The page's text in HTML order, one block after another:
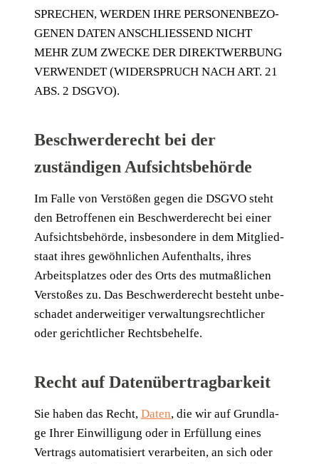
SPRE­CHEN, WER­DEN IHRE PER­SO­NEN­BE­ZO­
GE­NEN DATEN ANSCHLIES­SEND NICHT
MEHR ZUM ZWE­CKE DER DIREKT­WER­BUNG
VER­WEN­DET (WIDER­SPRUCH NACH ART. 21
ABS. 2 DSGVO).
Beschwerde­recht bei der
zuständigen Aufsichtsbehörde
Im Fal­le von Ver­stö­ßen gegen die DSGVO steht
den Betrof­fe­nen ein Beschwer­de­recht bei einer
Auf­sichts­be­hör­de, ins­be­son­de­re in dem Mit­glied­
staat ihres gewöhn­li­chen Auf­ent­halts, ihres
Arbeits­plat­zes oder des Orts des mut­maß­li­chen
Ver­sto­ßes zu. Das Beschwer­de­recht besteht unbe­
scha­det ander­wei­ti­ger ver­wal­tungs­recht­li­cher
oder gericht­li­cher Rechtsbehelfe.
Recht auf Datenübertragbarkeit
Sie haben das Recht, Daten, die wir auf Grund­la­
ge Ihrer Ein­wil­li­gung oder in Erfül­lung eines
Ver­trags auto­ma­ti­siert ver­ar­bei­ten, an sich oder